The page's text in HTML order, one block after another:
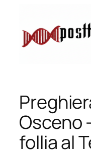
contenuto
Osceno
follia al